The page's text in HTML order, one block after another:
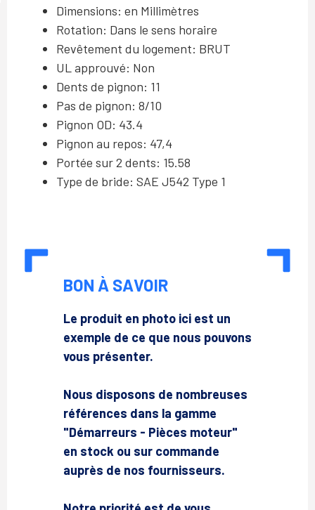
Dimensions: en Millimètres
Rotation: Dans le sens horaire
Revêtement du logement: BRUT
UL approuvé: Non
Dents de pignon: 11
Pas de pignon: 8/10
Pignon OD: 43.4
Pignon au repos: 47,4
Portée sur 2 dents: 15.58
Type de bride: SAE J542 Type 1
BON À SAVOIR
Le produit en photo ici est un
exemple de ce que nous pouvons
vous présenter.
Nous disposons de nombreuses
références dans la gamme
"Démarreurs - Pièces moteur"
en stock ou sur commande
auprès de nos fournisseurs.